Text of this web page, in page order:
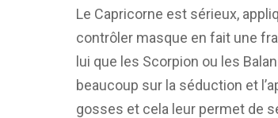
Le Capricorne est sérieux,
contrôler masque en fait une
lui que les Scorpion ou les
beaucoup sur la séduction et
gosses et cela leur permet de